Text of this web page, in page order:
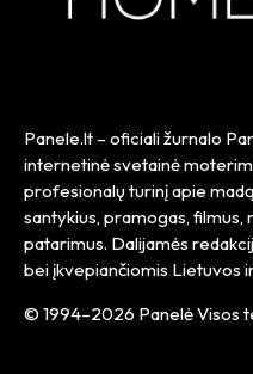
Panele.lt – oficiali žurnalo
internetinė svetainė
profesionalų turinį apie
santykius, pramogas, filmus,
patarimus. Dalijamės
bei įkvepiančiomis Lietuvos
© 1994–2026 Panelė Visos